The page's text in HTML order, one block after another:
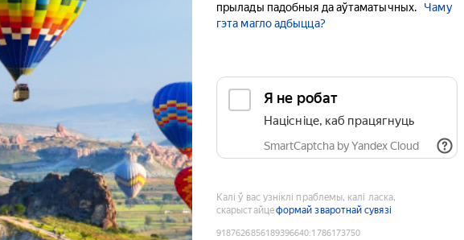
прылады падобныя да аўтаматычных.
Чаму
гэта магло адбыцца?
Я не робат
Націсніце, каб працягнуць
SmartCaptcha by Yandex Cloud
Калі ў вас узніклі праблемы, калі ласка,
скарыстайцеформай зваротнай сувязі
9187626856189396640:1786173750